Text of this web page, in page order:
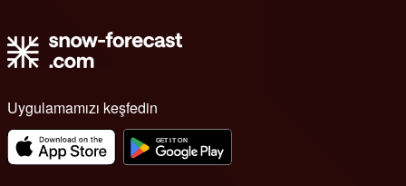
Uygulamamızı keşfedin